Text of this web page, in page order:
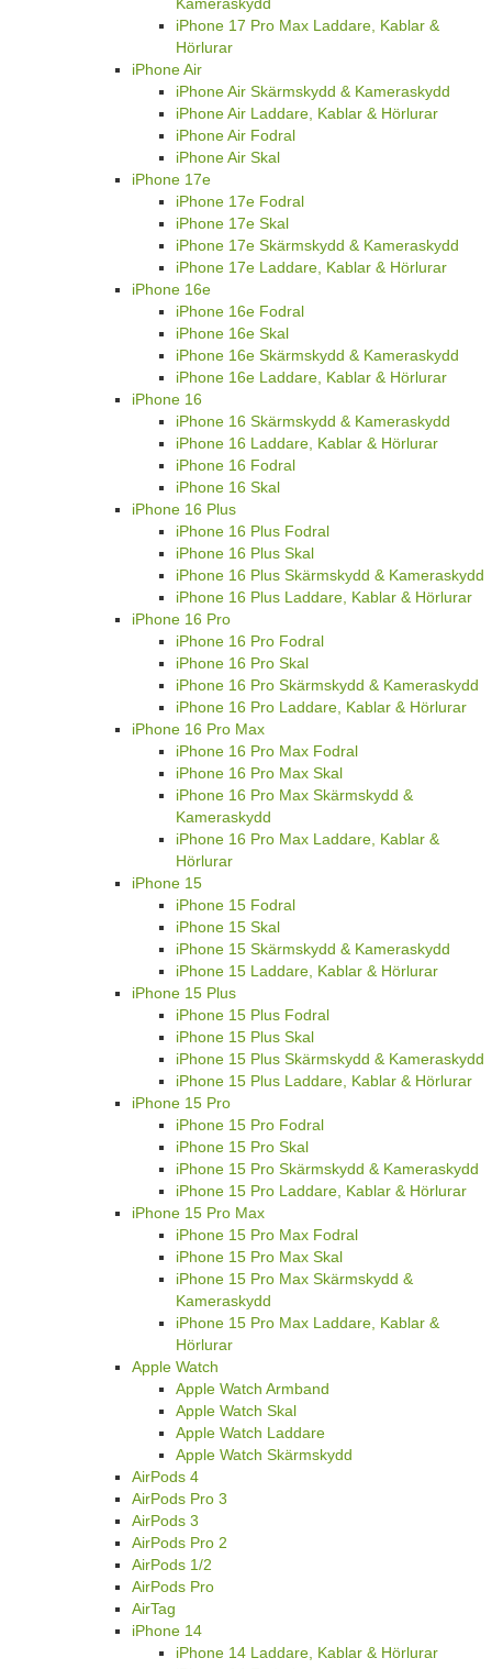
iPhone 17 Pro Max Laddare, Kablar &
Hörlurar
iPhone Air
iPhone Air Skärmskydd & Kameraskydd
iPhone Air Laddare, Kablar & Hörlurar
iPhone Air Fodral
iPhone Air Skal
iPhone 17e
iPhone 17e Fodral
iPhone 17e Skal
iPhone 17e Skärmskydd & Kameraskydd
iPhone 17e Laddare, Kablar & Hörlurar
iPhone 16e
iPhone 16e Fodral
iPhone 16e Skal
iPhone 16e Skärmskydd & Kameraskydd
iPhone 16e Laddare, Kablar & Hörlurar
iPhone 16
iPhone 16 Skärmskydd & Kameraskydd
iPhone 16 Laddare, Kablar & Hörlurar
iPhone 16 Fodral
iPhone 16 Skal
iPhone 16 Plus
iPhone 16 Plus Fodral
iPhone 16 Plus Skal
iPhone 16 Plus Skärmskydd & Kameraskydd
iPhone 16 Plus Laddare, Kablar & Hörlurar
iPhone 16 Pro
iPhone 16 Pro Fodral
iPhone 16 Pro Skal
iPhone 16 Pro Skärmskydd & Kameraskydd
iPhone 16 Pro Laddare, Kablar & Hörlurar
iPhone 16 Pro Max
iPhone 16 Pro Max Fodral
iPhone 16 Pro Max Skal
iPhone 16 Pro Max Skärmskydd &
Kameraskydd
iPhone 16 Pro Max Laddare, Kablar &
Hörlurar
iPhone 15
iPhone 15 Fodral
iPhone 15 Skal
iPhone 15 Skärmskydd & Kameraskydd
iPhone 15 Laddare, Kablar & Hörlurar
iPhone 15 Plus
iPhone 15 Plus Fodral
iPhone 15 Plus Skal
iPhone 15 Plus Skärmskydd & Kameraskydd
iPhone 15 Plus Laddare, Kablar & Hörlurar
iPhone 15 Pro
iPhone 15 Pro Fodral
iPhone 15 Pro Skal
iPhone 15 Pro Skärmskydd & Kameraskydd
iPhone 15 Pro Laddare, Kablar & Hörlurar
iPhone 15 Pro Max
iPhone 15 Pro Max Fodral
iPhone 15 Pro Max Skal
iPhone 15 Pro Max Skärmskydd &
Kameraskydd
iPhone 15 Pro Max Laddare, Kablar &
Hörlurar
Apple Watch
Apple Watch Armband
Apple Watch Skal
Apple Watch Laddare
Apple Watch Skärmskydd
AirPods 4
AirPods Pro 3
AirPods 3
AirPods Pro 2
AirPods 1/2
AirPods Pro
AirTag
iPhone 14
iPhone 14 Laddare, Kablar & Hörlurar